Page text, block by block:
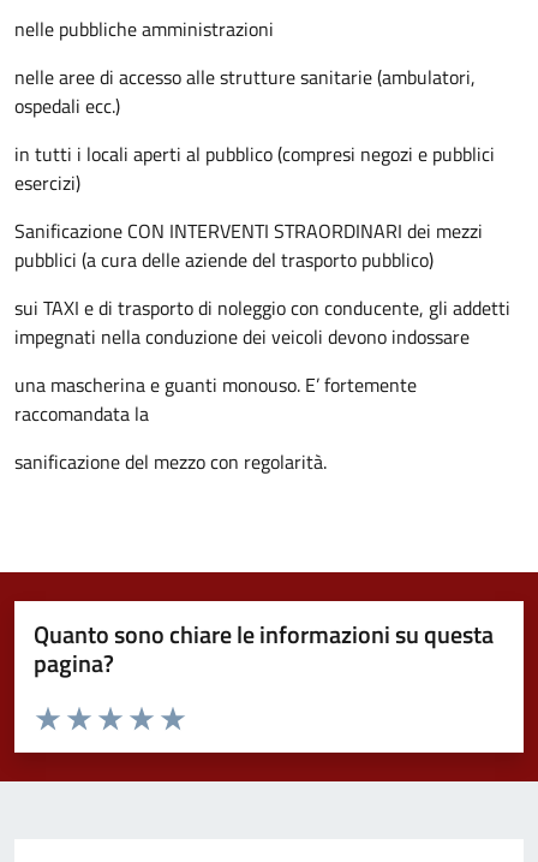
nelle pubbliche amministrazioni
nelle aree di accesso alle strutture sanitarie (ambulatori,
ospedali ecc.)
in tutti i locali aperti al pubblico (compresi negozi e pubblici
esercizi)
Sanificazione CON INTERVENTI STRAORDINARI dei mezzi
pubblici (a cura delle aziende del trasporto pubblico)
sui TAXI e di trasporto di noleggio con conducente, gli addetti
impegnati nella conduzione dei veicoli devono indossare
una mascherina e guanti monouso. E’ fortemente
raccomandata la
sanificazione del mezzo con regolarità.
Quanto sono chiare le informazioni su questa
pagina?
Valuta da 1 a 5 stelle la pagina
Valuta 5 stelle su 5
Valuta 4 stelle su 5
Valuta 3 stelle su 5
Valuta 2 stelle su 5
Valuta 1 stelle su 5